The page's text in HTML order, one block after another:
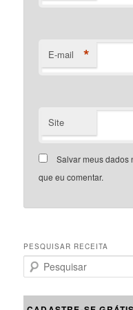
E-mail *
Site
Salvar meus dados
que eu comentar.
PESQUISAR RECEITA
e